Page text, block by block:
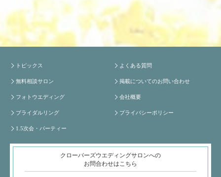
トピックス
無料相談サロン
フォトウエディング
ブライダルリング
1.5次会・パーティー
よくある質問
掲載についてのお問い合わせ
会社概要
プライバシーポリシー
クローバーズウエディングサロンへの
お問合わせはこちら